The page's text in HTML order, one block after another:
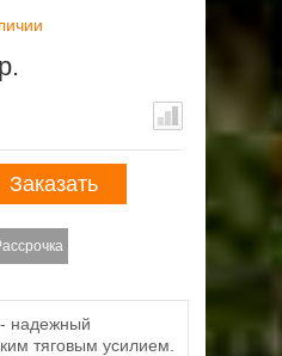
Заказать
- надежный
тяговым усилием.